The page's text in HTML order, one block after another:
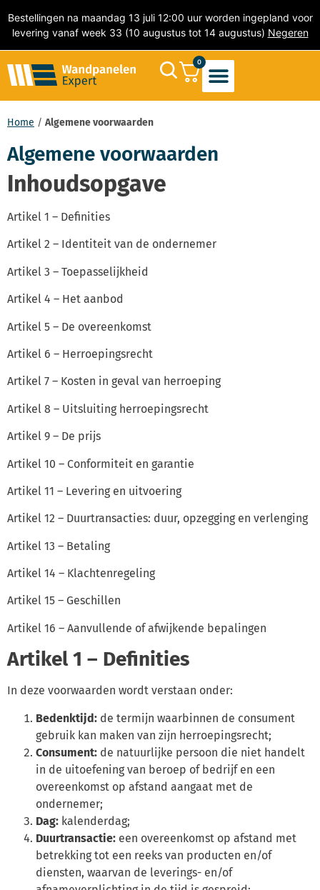
Bestellingen na maandag 13 juli 12:00 uur worden ingepland voor
levering vanaf week 33 (10 augustus tot 14 augustus) Negeren
0
Home / Algemene voorwaarden
Algemene voorwaarden
Inhoudsopgave
Artikel 1 – Definities
Artikel 2 – Identiteit van de ondernemer
Artikel 3 – Toepasselijkheid
Artikel 4 – Het aanbod
Artikel 5 – De overeenkomst
Artikel 6 – Herroepingsrecht
Artikel 7 – Kosten in geval van herroeping
Artikel 8 – Uitsluiting herroepingsrecht
Artikel 9 – De prijs
Artikel 10 – Conformiteit en garantie
Artikel 11 – Levering en uitvoering
Artikel 12 – Duurtransacties: duur, opzegging en verlenging
Artikel 13 – Betaling
Artikel 14 – Klachtenregeling
Artikel 15 – Geschillen
Artikel 16 – Aanvullende of afwijkende bepalingen
Artikel 1 – Definities
In deze voorwaarden wordt verstaan onder:
Bedenktijd: de termijn waarbinnen de consument
gebruik kan maken van zijn herroepingsrecht;
Consument: de natuurlijke persoon die niet handelt
in de uitoefening van beroep of bedrijf en een
overeenkomst op afstand aangaat met de
ondernemer;
Dag: kalenderdag;
Duurtransactie: een overeenkomst op afstand met
betrekking tot een reeks van producten en/of
diensten, waarvan de leverings- en/of